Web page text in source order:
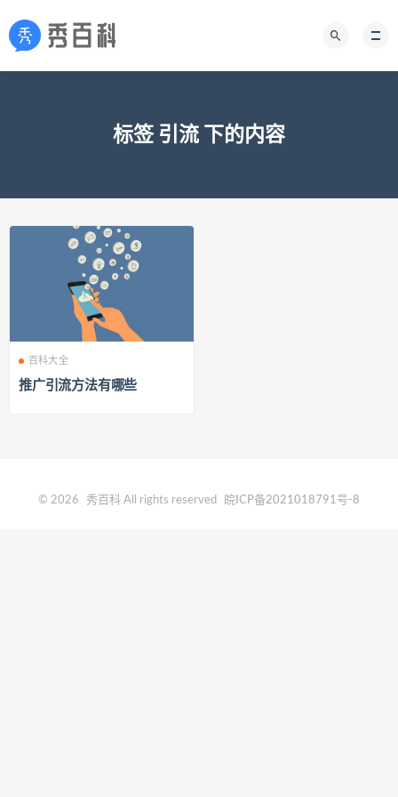
标签 引流 下的内容
百科大全
推广引流方法有哪些
© 2026 秀百科 All rights reserved 皖ICP备2021018791号-8